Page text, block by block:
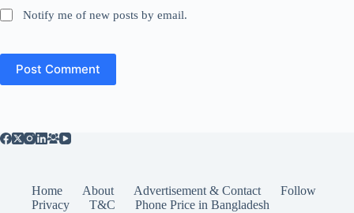
Notify me of new posts by email.
Post Comment
Home About Advertisement & Contact
Follow
Privacy
T&C Phone Price in Bangladesh